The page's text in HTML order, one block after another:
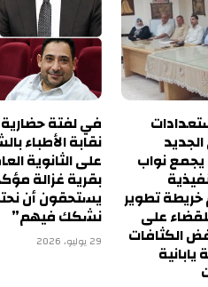
نواب
تطوير
على
الكثافات
في لفتة
نقابة الأطباء
على الثانوية
بقرية غزالة
يستحقون أن
نشكك فيهم”
29 يوليو، 2026